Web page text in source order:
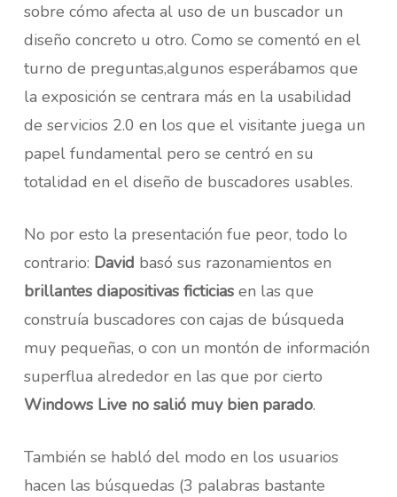
sobre cómo afecta al uso de un buscador un
diseño concreto u otro. Como se comentó en el
turno de preguntas,algunos esperábamos que
la exposición se centrara más en la usabilidad
de servicios 2.0 en los que el visitante juega un
papel fundamental pero se centró en su
totalidad en el diseño de buscadores usables.
No por esto la presentación fue peor, todo lo
contrario: David basó sus razonamientos en
brillantes diapositivas ficticiasen las que
construía buscadores con cajas de búsqueda
muy pequeñas, o con un montón de información
superflua alrededor en las que por cierto
Windows Live no salió muy bien parado.
También se habló del modo en los usuarios
hacen las búsquedas (3 palabras bastante